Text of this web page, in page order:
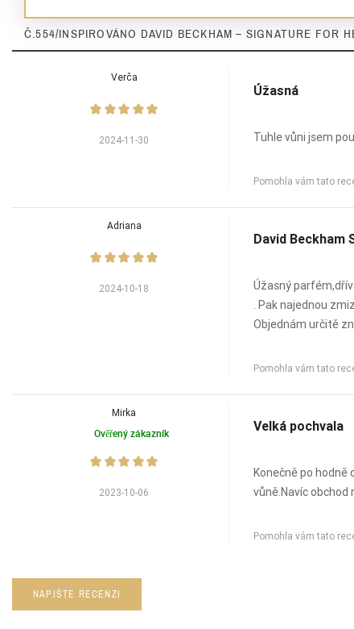
Nuty Bazy
Č.554/INSPIROVÁNO DAVID BECKHAM – SIGNATURE FOR
Verča
2024-11-30
Úžasná
Tuhle vůni jsem
Pomohla vám tato
Adriana
2024-10-18
David Beckham
Úžasný
. Pak najednou
Objednám určitě
Pomohla vám tato
Mirka
Ověřený zákazník
2023-10-06
Velká pochvala
Konečně po hodně
vůně.Navíc obchod
Pomohla vám tato
NAPIŠTE RECENZI